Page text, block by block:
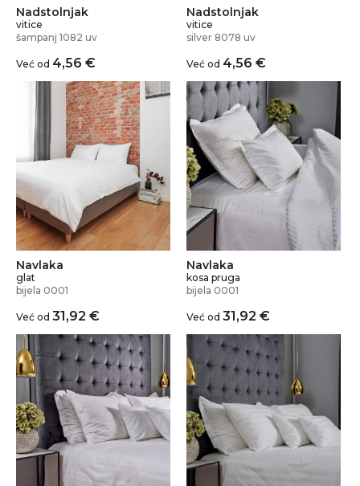
Nadstolnjak
vitice
šampanj 1082 uv
Već od 4,56 €
Nadstolnjak
vitice
silver 8078 uv
Već od 4,56 €
Navlaka
glat
bijela 0001
Već od 31,92 €
Navlaka
kosa pruga
bijela 0001
Već od 31,92 €